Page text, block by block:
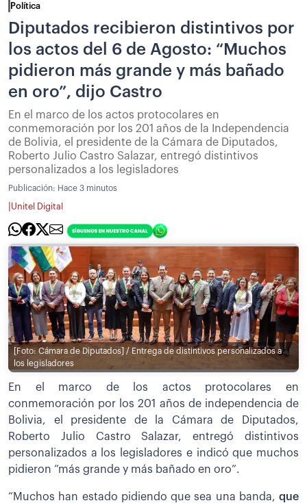
Política
Diputados recibieron distintivos por
los actos del 6 de Agosto: “Muchos
pidieron más grande y más bañado
en oro”, dijo Castro
En el marco de los actos protocolares en
conmemoración por los 201 años de la Independencia
de Bolivia, el presidente de la Cámara de Diputados,
Roberto Julio Castro Salazar, entregó distintivos
personalizados a los legisladores
Publicación: Hace 3 minutos
Unitel Digital
[Foto: Cámara de Diputados] / Entrega de distintivos personalizados a
los legisladores
En el marco de los actos protocolares en
conmemoración por los 201 años de independencia de
Bolivia, el presidente de la Cámara de Diputados,
Roberto Julio Castro Salazar, entregó distintivos
personalizados a los legisladores e indicó que muchos
pidieron “más grande y más bañado en oro”.
“Muchos han estado pidiendo que sea una banda, que